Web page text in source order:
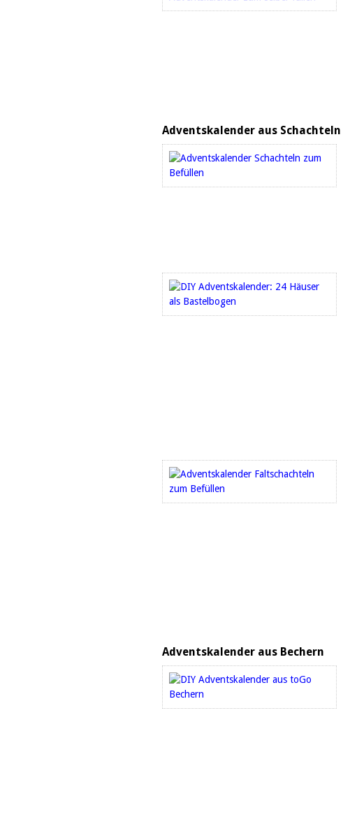
Adventskalender aus Schachteln
Adventskalender aus Bechern